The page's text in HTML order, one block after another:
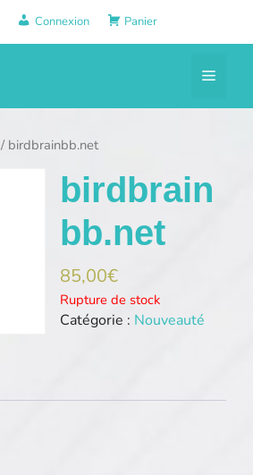
Connexion Panier
Menu
/ birdbrainbb.net
birdbrain
bb.net
85,00€
Rupture de stock
Catégorie : Nouveauté